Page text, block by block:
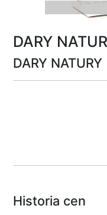
DARY
DARY NATURY
Historia cen